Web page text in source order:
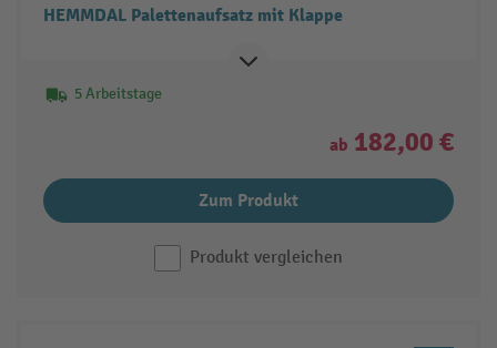
HEMMDAL Palettenaufsatz mit Klappe
5 Arbeitstage
ab 182,00 €
Zum Produkt
Produkt vergleichen